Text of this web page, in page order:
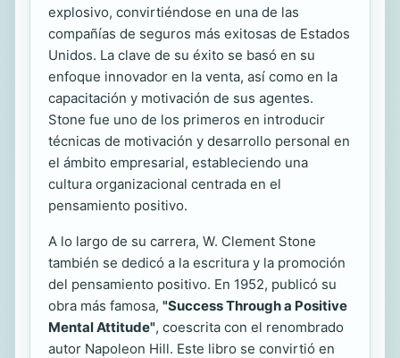
explosivo, convirtiéndose en una de las
compañías de seguros más exitosas de Estados
Unidos. La clave de su éxito se basó en su
enfoque innovador en la venta, así como en la
capacitación y motivación de sus agentes.
Stone fue uno de los primeros en introducir
técnicas de motivación y desarrollo personal en
el ámbito empresarial, estableciendo una
cultura organizacional centrada en el
pensamiento positivo.
A lo largo de su carrera, W. Clement Stone
también se dedicó a la escritura y la promoción
del pensamiento positivo. En 1952, publicó su
obra más famosa, "Success Through a Positive
Mental Attitude", coescrita con el renombrado
autor Napoleon Hill. Este libro se convirtió en